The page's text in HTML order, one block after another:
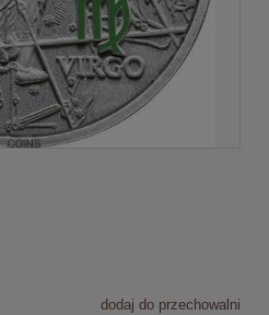
dodaj do przechowalni